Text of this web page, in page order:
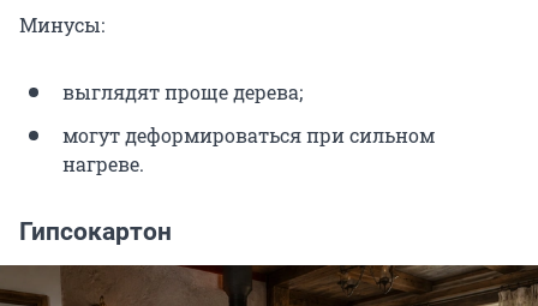
Минусы:
выглядят проще дерева;
могут деформироваться при сильном
нагреве.
Гипсокартон